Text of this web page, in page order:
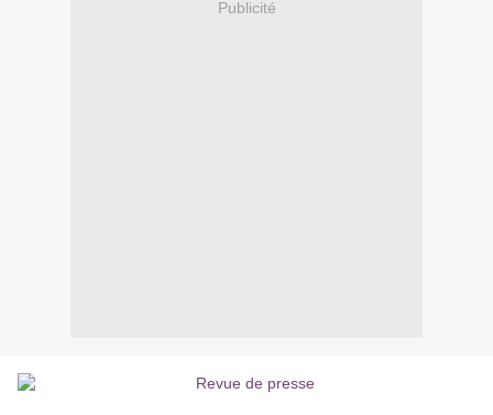
Publicité